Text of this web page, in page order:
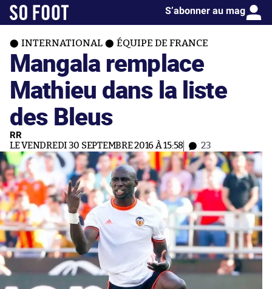
S’abonner au mag
INTERNATIONAL ÉQUIPE DE FRANCE
Mangala remplace
Mathieu dans la liste
des Bleus
RR
LE VENDREDI 30 SEPTEMBRE 2016 À 15:58 23